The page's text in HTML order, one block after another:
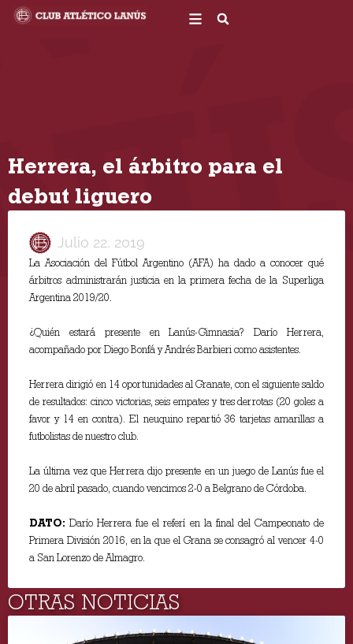
Herrera, el árbitro para el
debut liguero
Julio 22, 2019
La Asociación del Fútbol Argentino (AFA) ha dado a conocer qué
árbitros administrarán justicia en la primera fecha de la Superliga
Argentina 2019/20.
¿Quién estará presente en Lanús-Gimnasia? Darío Herrera,
acompañado por Diego Bonfá y Andrés Barbieri como asistentes.
Herrera dirigió en 14 oportunidades al Granate, con el siguiente saldo
de resultados: cinco victorias, seis empates y tres derrotas (20 goles a
favor y 14 en contra). El neuquino repartió 36 tarjetas amarillas a
futbolistas de nuestro club.
La última vez que Herrera dijo presente en un juego de Lanús fue el
20 de abril pasado, cuando vencimos 2-0 a Belgrano de Córdoba.
DATO: Darío Herrera fue el referí en la final del Campeonato de
Primera División 2016, en la que el Grana se consagró al vencer 4-0
a San Lorenzo de Almagro.
OTRAS NOTICIAS